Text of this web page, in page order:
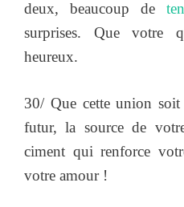
deux, beaucoup de
surprises. Que votre
heureux.
30/ Que cette union
futur, la source de
ciment qui renforce
votre amour !